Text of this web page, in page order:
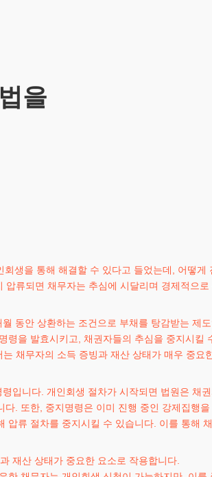
을
생을 통해 해결할 수 있다고 들었는데, 어떻
류되면 채무자는 추심에 시달리며 경제적으로
동안 상환하는 조건으로 부채를 탕감받는 제도
령을 발효시키고, 채권자들의 추심을 중지시
채무자의 소득 증빙과 재산 상태가 매우 중요
입니다. 개인회생 절차가 시작되면 법원은 채
. 또한, 중지명령은 이미 진행 중인 강제집행을
류 절차를 중지시킬 수 있습니다. 이를 통해
재산 상태가 중요한 요소로 작용합니다.